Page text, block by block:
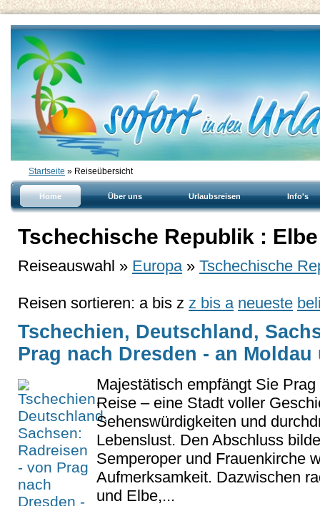
Startseite » Reiseübersicht
Home Über uns Urlaubsreisen Info's
Tschechische Republik : Elbe
Reiseauswahl » Europa » Tschechische
Reisen sortieren: a bis z z bis a neueste
Tschechien, Deutschland,
Prag nach Dresden - an Moldau
Majestätisch empfängt Sie
Reise – eine Stadt voller
Sehenswürdigkeiten und
Lebenslust. Den Abschluss
Semperoper und Frauenkirche
Aufmerksamkeit. Dazwischen
und Elbe,...